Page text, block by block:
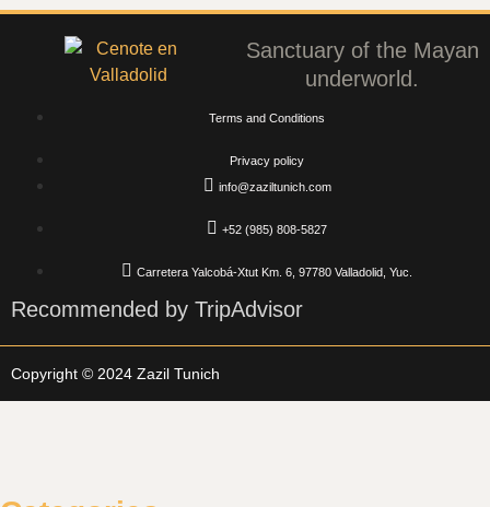
Sanctuary of the Mayan
underworld.
info@zaziltunich.com
+52 (985) 808-5827
Carretera Yalcobá-Xtut Km. 6, 97780 Valladolid, Yuc.
Terms and Conditions
Privacy policy
Recommended by TripAdvisor
Copyright © 2024 Zazil Tunich